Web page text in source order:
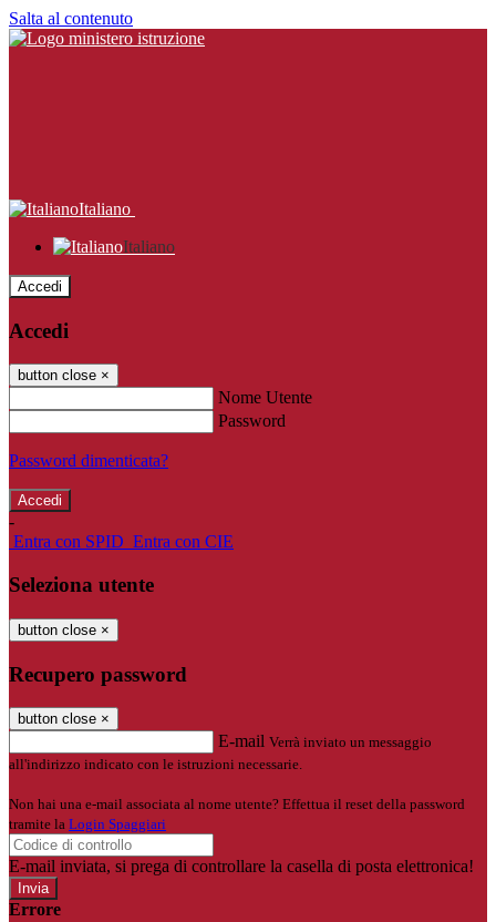
Salta al contenuto
Italiano
Italiano
Accedi
Accedi
button close ×
Nome Utente
Password
Password dimenticata?
-
Entra con SPID Entra con CIE
Seleziona utente
button close ×
Recupero password
button close ×
E-mail Verrà inviato un messaggio
all'indirizzo indicato con le istruzioni necessarie.
Non hai una e-mail associata al nome utente? Effettua il reset della password
tramite la Login Spaggiari
E-mail inviata, si prega di controllare la casella di posta elettronica!
Errore